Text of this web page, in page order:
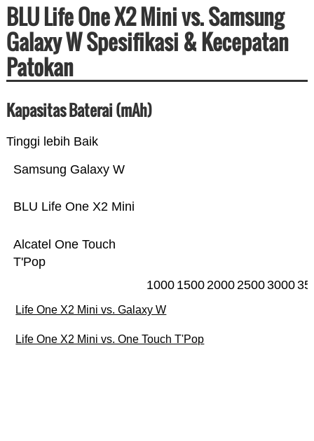
BLU Life One X2 Mini vs. Samsung
Galaxy W Spesifikasi & Kecepatan
Patokan
Kapasitas Baterai (mAh)
Tinggi lebih Baik
Alcatel One Touch
T'Pop
BLU Life One X2 Mini
Samsung Galaxy W
1000 1500200025003000
Life One X2 Mini vs. Galaxy W
Life One X2 Mini vs. One Touch T'Pop